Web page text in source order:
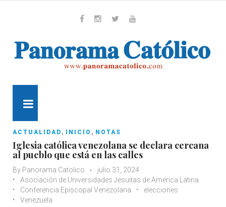
ACTUALIDAD , INICIO , NOTAS
Iglesia católica venezolana se declara cercana
al pueblo que está en las calles
By Panorama Catolico
julio 31, 2024
Asociación de Universidades Jesuitas de América Latina
Conferencia Episcopal Venezolana
elecciones
Venezuela